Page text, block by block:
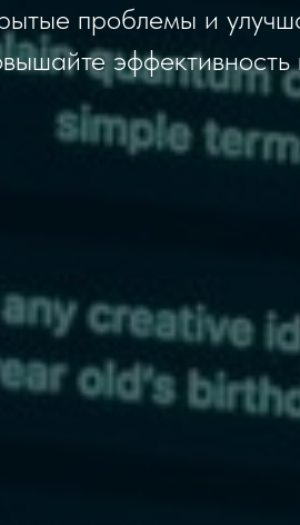
проблемы и